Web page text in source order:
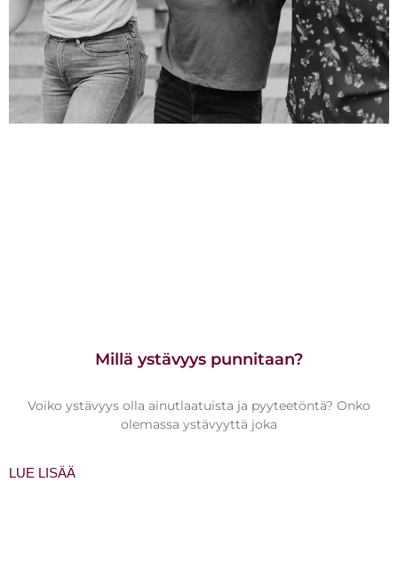
Millä ystävyys punnitaan?
Voiko ystävyys olla ainutlaatuista ja pyyteetöntä? Onko
olemassa ystävyyttä joka
LUE LISÄÄ